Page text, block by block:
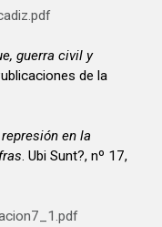
guerra civil y
de la
en la
. Ubi Sunt?, nº 17,